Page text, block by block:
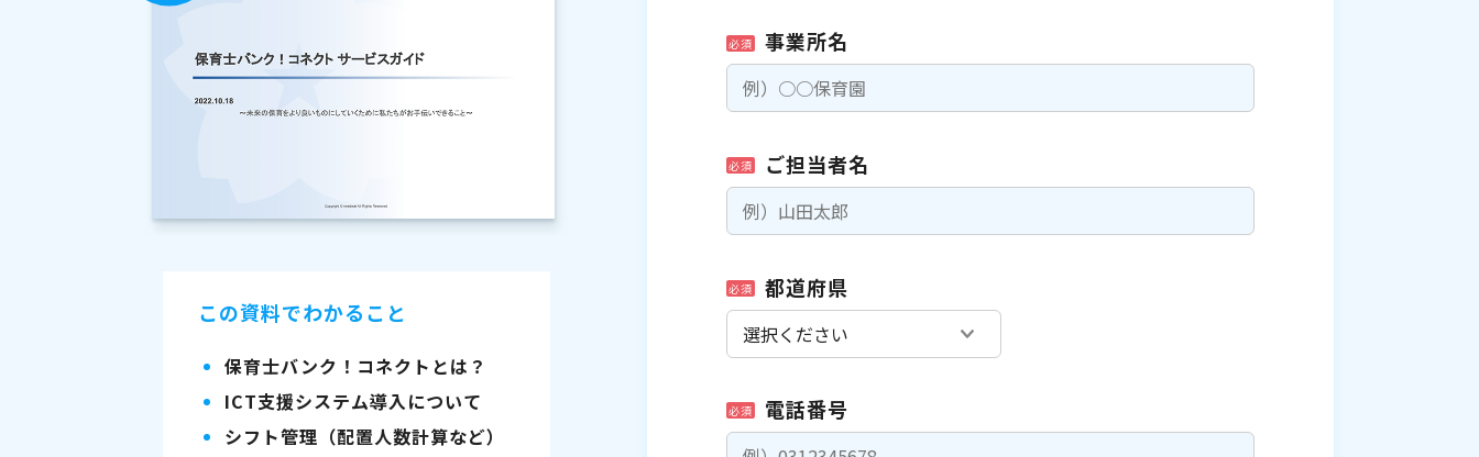
この資料でわかること
保育士バンク！コネクトとは？
ICT支援システム導入について
シフト管理（配置人数計算など）
必須 事業所名
必須 ご担当者名
必須 都道府県
必須 電話番号